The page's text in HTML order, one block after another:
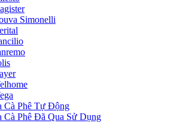
Simonelli
Cà Phê Tự Động
Cà Phê Đã Qua Sử Dụng